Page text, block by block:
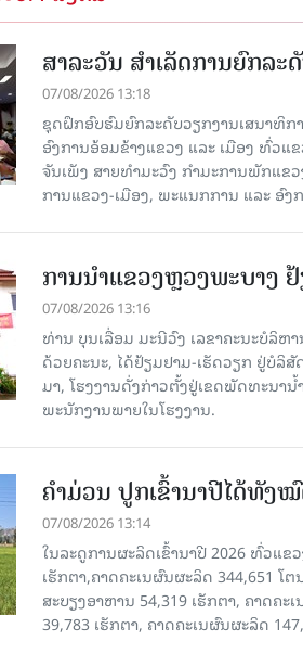
ສາລະວັນ ສໍາເລັດການຍົກລ
07/08/2026 13:18
ຊຸດຝຶກອົບຮົມຍົກລະດັບວຽກງານເສນາທິ
ອົງການອ້ອມຂ້າງແຂວງ ແລະ ເມືອງ ທົ່ວ
ຈັນເພັງ ສາຍທຳມະວົງ ກຳມະການພັກແ
ການແຂວງ-ເມືອງ, ພະແນກການ ແລະ ອົງ
ການນຳແຂວງຫຼວງພະບາງ
07/08/2026 13:16
ທ່ານ ບຸນເລື່ອມ ມະນີວົງ ເລ​ຂາ​ຄະ​ນະ​ບໍ​ລິ​
ດ້ວຍຄະນະ, ໄດ້ຢ້ຽມຢາມ-ເຮັດວຽກ ຢູ່ບໍລິ
ມາ, ໂຮງ​ງານ​ດັ່ງ​ກ່າວຕັ້ງຢູ່ເຂດພັດທະນາ
ພະນັກງານພາຍໃນໂຮງງານ.
ຄໍາມ່ວນ ປູກເຂົ້ານາປີໄດ້ທັງ
07/08/2026 13:14
ໃນລະດູການຜະລິດເຂົ້ານາປີ 2026 ທົ່ວແ
ເຮັກຕາ,ຄາດຄະເນຜົນຜະລິດ 344,651
ສະບຽງອາຫານ 54,319 ເຮັກຕາ, ຄາດຄ
39,783 ເຮັກຕາ, ຄາດຄະເນຜົນຜະລິດ